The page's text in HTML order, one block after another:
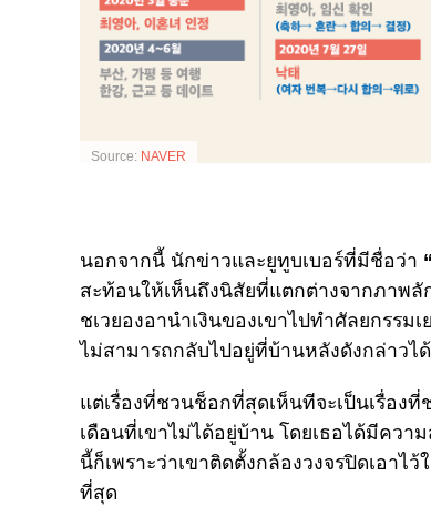
Source: NAVER
นอกจากนี้ นักข่าวและยูทูบเบอร์ที่มีชื่อว่า
สะท้อนให้เห็นถึงนิสัยที่แตกต่างจากภาพ
ชเวยองอานำเงินของเขาไปทำศัลยกรร
ไม่สามารถกลับไปอยู่ที่บ้านหลังดังกล่าวได้
แต่เรื่องที่ชวนช็อกที่สุดเห็นทีจะเป็นเรื่อง
เดือนที่เขาไม่ได้อยู่บ้าน โดยเธอได้มีคว
นี้ก็เพราะว่าเขาติดตั้งกล้องวงจรปิดเอา
ที่สุด